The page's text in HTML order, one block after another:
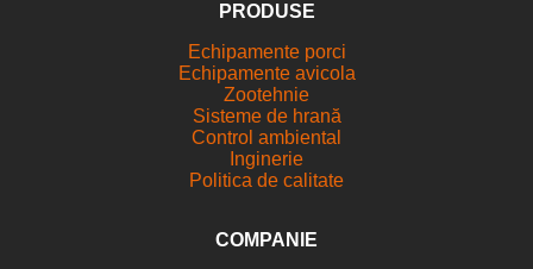
PRODUSE
Echipamente porci
Echipamente avicola
Zootehnie
Sisteme de hrană
Control ambiental
Inginerie
Politica de calitate
COMPANIE